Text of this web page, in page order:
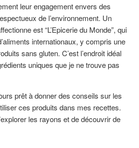
leur engagement envers des
de l’environnement. Un
est “L’Epicerie du Monde”, qui
internationaux, y compris une
sans gluten. C’est l’endroit idéal
uniques que je ne trouve pas
prêt à donner des conseils sur les
ces produits dans mes recettes.
les rayons et de découvrir de